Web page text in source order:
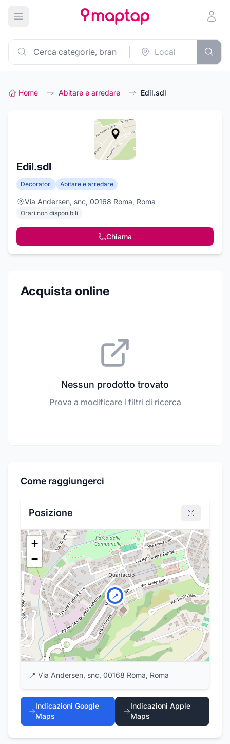
Apri menu principale
Home Abitare e arredare Edil.sdl
Edil.sdl
Decoratori Abitare e arredare
Via Andersen, snc, 00168 Roma, Roma
Orari non disponibili
Chiama
Acquista online
Nessun prodotto trovato
Prova a modificare i filtri di ricerca
Come raggiungerci
Posizione
📍
+
−
📍 Via Andersen, snc, 00168 Roma, Roma
Indicazioni Google
Maps
Indicazioni Apple
Maps